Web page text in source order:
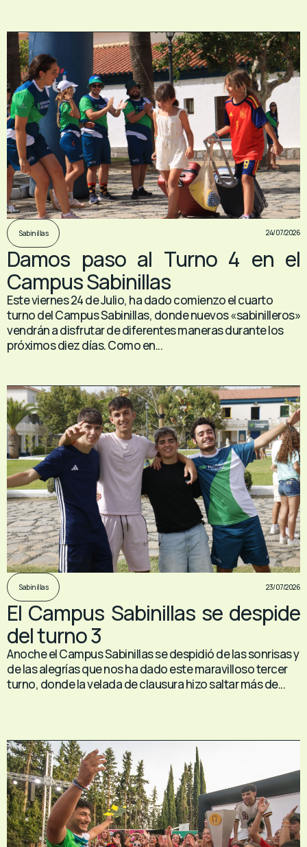
Sabinillas 24/07/2026
Damos paso al Turno 4 en el
Campus Sabinillas
Este viernes 24 de Julio, ha dado comienzo el cuarto
turno del Campus Sabinillas, donde nuevos «sabinilleros»
vendrán a disfrutar de diferentes maneras durante los
próximos diez días. Como en...
Sabinillas 23/07/2026
El Campus Sabinillas se despide
del turno 3
Anoche el Campus Sabinillas se despidió de las sonrisas y
de las alegrías que nos ha dado este maravilloso tercer
turno, donde la velada de clausura hizo saltar más de...